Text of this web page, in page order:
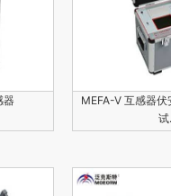
器
MEFA-V 互感器
试